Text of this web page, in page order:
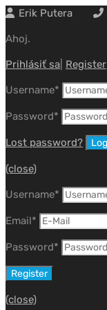
Erik Putera
Ahoj.
Prihlásiť sa Register
Username*
Password*
Lost password?
(close)
Username*
Email*
Password*
(close)